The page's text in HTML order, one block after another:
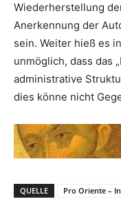
Wiederherstellung
Anerkennung der
sein. Weiter hieß es
unmöglich, dass das
administrative
dies könne nicht
QUELLE Pro Oriente –